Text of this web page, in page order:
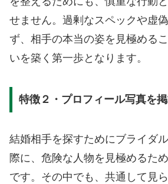
せません。過剰なスペックや虚
ず、相手の本当の姿を見極める
いを築く第一歩となります。
特徴２・プロフィール写真を
結婚相手を探すためにブライダ
際に、危険な人物を見極めるた
です。その中でも、共通して見